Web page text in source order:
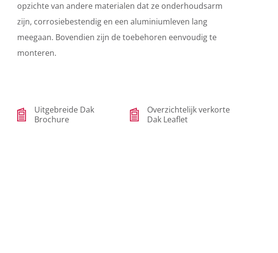
opzichte van andere materialen dat ze onderhoudsarm
zijn, corrosiebestendig en een aluminiumleven lang
meegaan. Bovendien zijn de toebehoren eenvoudig te
monteren.
Uitgebreide Dak
Brochure
Overzichtelijk verkorte
Dak Leaflet